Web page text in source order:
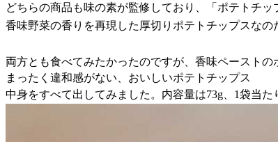
どちらの商品も味の素が監修しており、「ポテトチ
香味野菜の香りを再現した厚切りポテトチップスなの
両方とも食べてみたかったのですが、香味ペースト
まったく違和感がない、おいしいポテトチップス
中身をすべて出してみました。内容量は73g、1袋当た